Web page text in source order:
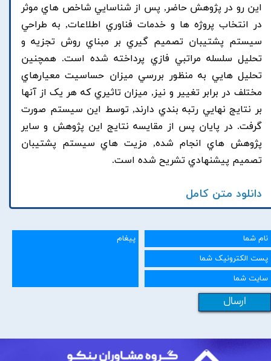
اين رو در پژوهش حاضر, پس از شناسايي شاخص هاي موثر
در انتخاب پروژه ها و خدمات فناوري اطلاعات, به طراحي
سيستم پشتيبان تصميم گيري بر مبناي روش تجزيه و
تحليل سلسله مراتبي فازي پرداخته شده است. همچنين
تحليل هايي به منظور بررسي ميزان حساسيت معيارهاي
مختلف در برابر تغيير و نيز, ميزان تاثيري که هر يک از آنها
بر نتايج نهايي رتبه بندي دارند, توسط اين سيستم صورت
گرفت. در پايان پس از مقايسه نتايج اين پژوهش و ساير
پژوهش هاي انجام شده, مزيت هاي سيستم پشتيبان
تصميم پيشنهادي تشريح شده است.
دانلود متن کامل
ارسال